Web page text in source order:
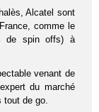
Alcatel sont
comme le
de spin offs) à
venant de
du marché
tout de go.